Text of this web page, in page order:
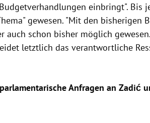
einbringt". Bis
gewesen. "Mit den bisherigen
auch schon bisher möglich
letztlich das verantwortliche
Anfragen an Zadić